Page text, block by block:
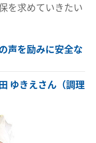
を求めていきたい
声を励みに安全な
ゆきえさん（調理